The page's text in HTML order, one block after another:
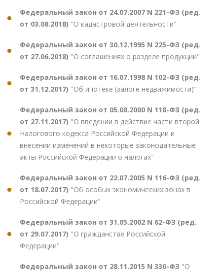
Федеральный закон от 24.07.2007 N 221-ФЗ (ред.
от 03.08.2018) "О кадастровой деятельности"
Федеральный закон от 30.12.1995 N 225-ФЗ (ред.
от 27.06.2018) "О соглашениях о разделе продукции"
Федеральный закон от 16.07.1998 N 102-ФЗ (ред.
от 31.12.2017) "Об ипотеке (залоге недвижимости)"
Федеральный закон от 05.08.2000 N 118-ФЗ (ред.
от 27.11.2017) "О введении в действие части второй
Налогового кодекса Российской Федерации и
внесении изменений в некоторые законодательные
акты Российской Федерации о налогах"
Федеральный закон от 22.07.2005 N 116-ФЗ (ред.
от 18.07.2017) "Об особых экономических зонах в
Российской Федерации"
Федеральный закон от 31.05.2002 N 62-ФЗ (ред.
от 29.07.2017) "О гражданстве Российской
Федерации"
Федеральный закон от 28.11.2015 N 330-ФЗ "О